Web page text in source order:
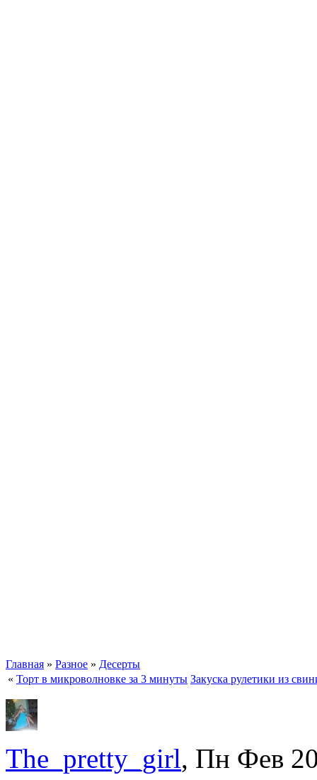
Главная » Разное » Десерты
« Торт в микроволновке за 3 минуты Закуска рулетики из
The_pretty_girl, Пн Фев